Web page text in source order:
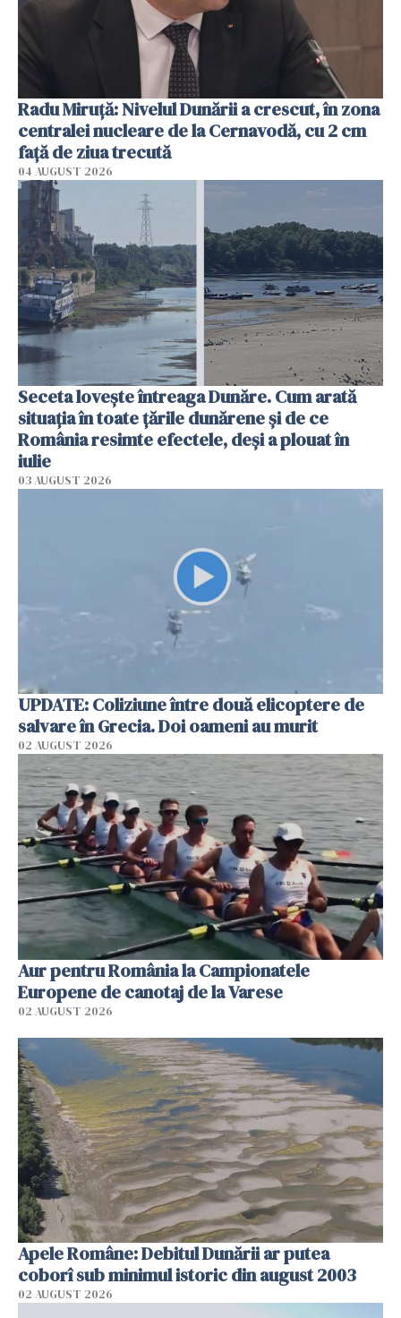
Radu Miruţă: Nivelul Dunării a crescut, în zona
centralei nucleare de la Cernavodă, cu 2 cm
faţă de ziua trecută
04 AUGUST 2026
Seceta lovește întreaga Dunăre. Cum arată
situația în toate țările dunărene și de ce
România resimte efectele, deși a plouat în
iulie
03 AUGUST 2026
UPDATE: Coliziune între două elicoptere de
salvare în Grecia. Doi oameni au murit
02 AUGUST 2026
Aur pentru România la Campionatele
Europene de canotaj de la Varese
02 AUGUST 2026
Apele Române: Debitul Dunării ar putea
coborî sub minimul istoric din august 2003
02 AUGUST 2026